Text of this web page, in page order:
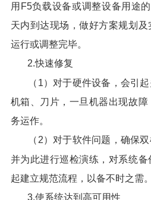
用F5负载设备或调整设备用途
天内到达现场，做好方案规划
运行或调整完毕。
2.快速修复
（1）对于硬件设备，会引
机箱、刀片，一旦机器出现故
务运作。
（2）对于软件问题，确保
并为此进行巡检演练，对系统
起建立规范流程，以备不时之需。
3.使系统达到高可用性